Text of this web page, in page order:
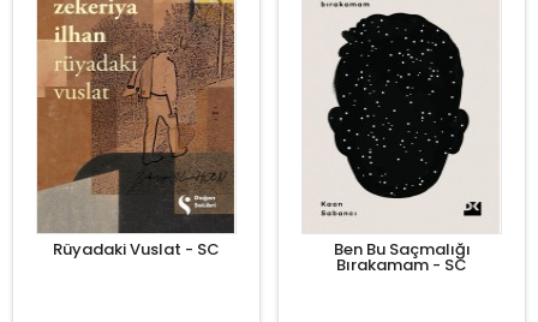
Rüyadaki Vuslat - SC Ben Bu Saçmalığı
Bırakamam - SC